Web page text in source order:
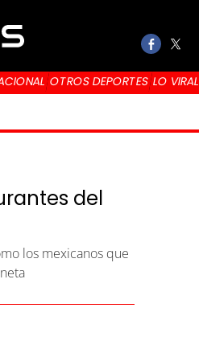
OTROS DEPORTES LO VIRAL
del
los mexicanos que